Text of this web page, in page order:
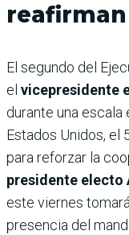
El segundo del
el vicepresidente
durante una escala
Estados Unidos, el
para reforzar la
presidente electo
este viernes
presencia del